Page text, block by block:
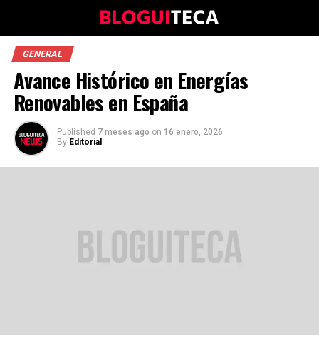
GENERAL
Avance Histórico en Energías
Renovables en España
Published 7 meses ago on 16 enero, 2026
By Editorial